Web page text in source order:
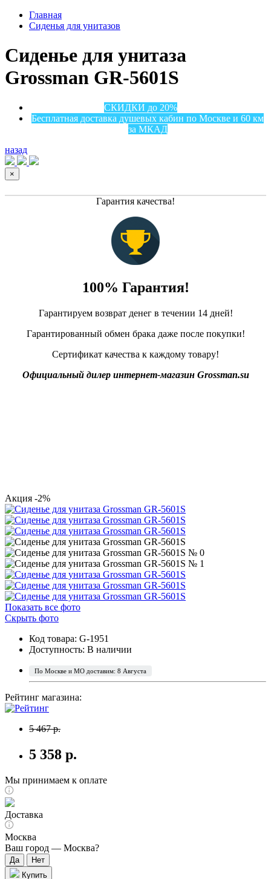
Главная
Сиденья для унитазов
Сиденье для унитаза
Grossman GR-5601S
СКИДКИ до 20%
Бесплатная доставка душевых кабин по Москве и 60 км
за МКАД
назад
×
Гарантия качества!
100% Гарантия!
Гарантируем возврат денег в течении 14 дней!
Гарантированный обмен брака даже после покупки!
Сертификат качества к каждому товару!
Официальный дилер интернет-магазин Grossman.su
Акция -2%
Показать все фото
Скрыть фото
Код товара: G-1951
Доступность: В наличии
По Москве и МО доставим: 8 Августа
Рейтинг магазина:
5 467 р.
5 358 р.
Мы принимаем к оплате
Доставка
Москва
Ваш город — Москва?
Купить